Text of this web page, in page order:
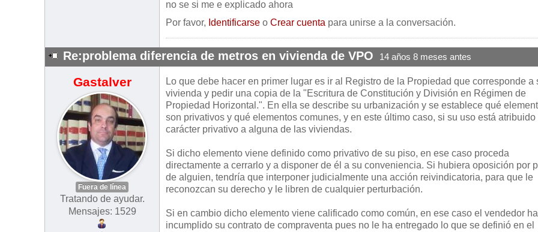
no se si me e explicado ahora
Por favor, Identificarse o Crear cuenta para unirse a la conversación.
Re:problema diferencia de metros en vivienda de VPO 14 años 8 meses antes
Gastalver
Fuera de línea
Tratando de ayudar.
Mensajes: 1529
Lo que debe hacer en primer lugar es ir al Registro de la Propiedad que corresponde a
vivienda y pedir una copia de la "Escritura de Constitución y División en Régimen de
Propiedad Horizontal.". En ella se describe su urbanización y se establece qué
son privativos y qué elementos comunes, y en este último caso, si su uso está atribuido
carácter privativo a alguna de las viviendas.
Si dicho elemento viene definido como privativo de su piso, en ese caso proceda
directamente a cerrarlo y a disponer de él a su conveniencia. Si hubiera oposición por
de alguien, tendría que interponer judicialmente una acción reivindicatoria, para que le
reconozcan su derecho y le libren de cualquier perturbación.
Si en cambio dicho elemento viene calificado como común, en ese caso el vendedor ha
incumplido su contrato de compraventa pues no le ha entregado lo que se definió en el